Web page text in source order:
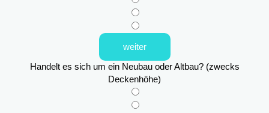
weiter
Handelt es sich um ein Neubau oder Altbau? (zwecks
Deckenhöhe)